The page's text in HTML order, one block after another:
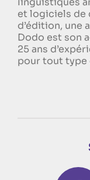
et logiciels de
d’édition, une
Dodo est son
25 ans
pour tout type